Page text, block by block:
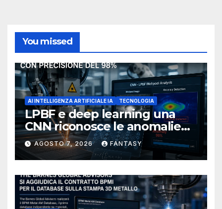
You missed
AI INTELLIGENZA ARTIFICIALE IA TECNOLOGIA
LPBF e deep learning una
CNN riconosce le anomalie
del bagno di fusione
AGOSTO 7, 2026 FANTASY